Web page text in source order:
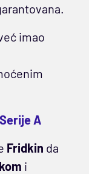
imao
A
Fridkin da
i